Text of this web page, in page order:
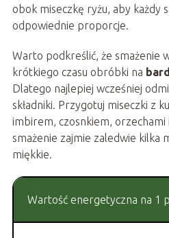
obok miseczkę ryżu, aby każdy
odpowiednie proporcje.
Warto podkreślić, że smażenie
krótkiego czasu obróbki na
Dlatego najlepiej wcześniej
składniki. Przygotuj miseczki z
imbirem, czosnkiem, orzechami
smażenie zajmie zaledwie kilka
miękkie.
Wartość energetyczna na 1